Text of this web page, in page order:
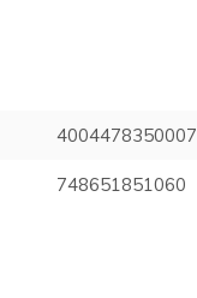
4004478350007
748651851060